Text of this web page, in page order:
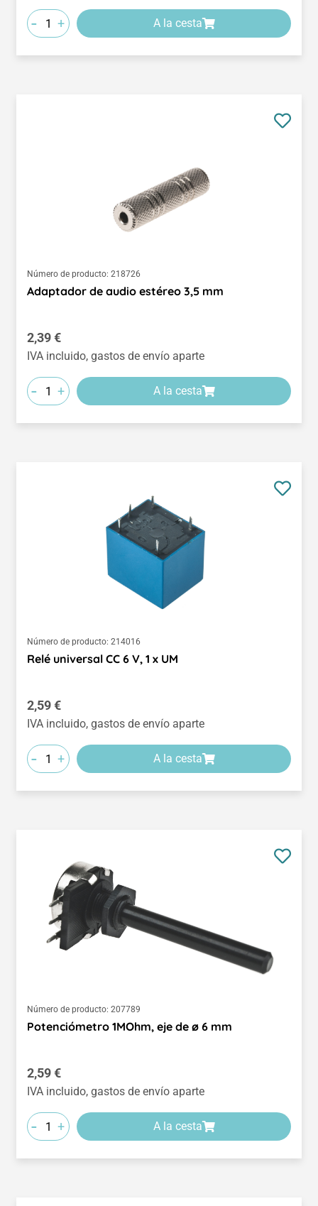
- + A la cesta
Número de producto: 218726
Adaptador de audio estéreo 3,5 mm
Precio normal:
2,39 €
IVA incluido, gastos de envío aparte
- + A la cesta
Número de producto: 214016
Relé universal CC 6 V, 1 x UM
Precio normal:
2,59 €
IVA incluido, gastos de envío aparte
- + A la cesta
Número de producto: 207789
Potenciómetro 1MOhm, eje de ø 6 mm
Precio normal:
2,59 €
IVA incluido, gastos de envío aparte
- + A la cesta